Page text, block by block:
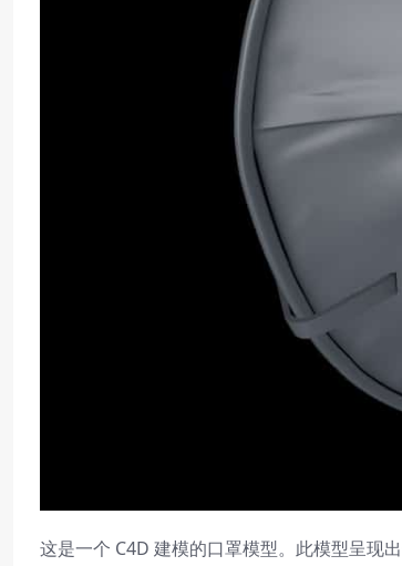
这是一个 C4D 建模的口罩模型。此模型呈现